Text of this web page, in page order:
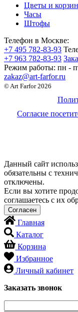
Цветы и
Часы
Штофы
Телефон в Москве:
+7 495 782-83-93
+7 963 782-83-93
Режим работы: пн -
zakaz@art-farfor.ru
© Art Farfor 2026
Согласие
Данный сайт
обязательны с
отключены.
Если вы хотите
соглашаетесь с их
Главная
Каталог
Корзина
Избранное
Личный кабинет
Заказать звонок